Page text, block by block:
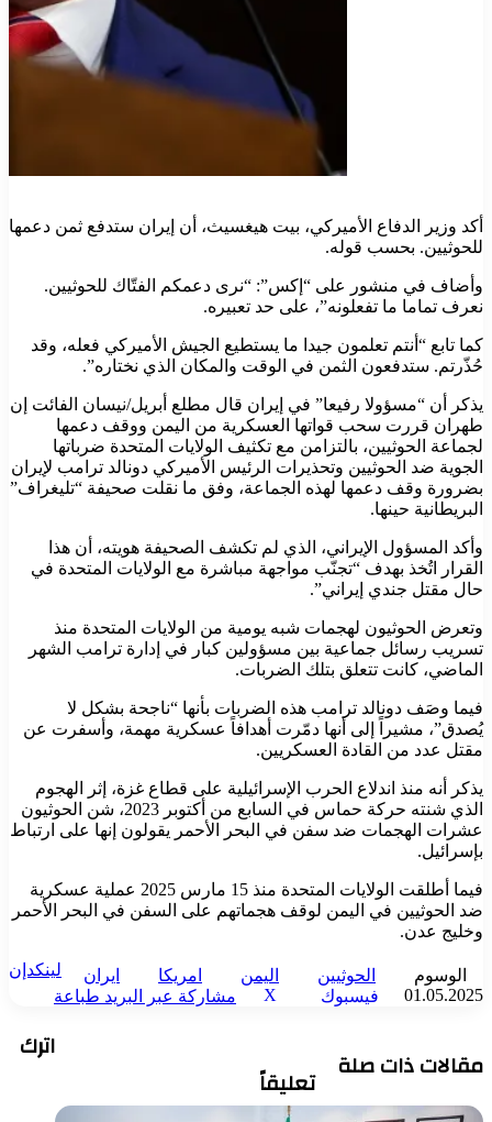
أكد وزير الدفاع الأميركي، بيت هيغسيث، أن إيران ستدفع ثمن دعمها
للحوثيين. بحسب قوله.
وأضاف في منشور على “إكس”: “نرى دعمكم الفتّاك للحوثيين.
نعرف تماما ما تفعلونه”، على حد تعبيره.
كما تابع “أنتم تعلمون جيدا ما يستطيع الجيش الأميركي فعله، وقد
حُذّرتم. ستدفعون الثمن في الوقت والمكان الذي نختاره”.
يذكر أن “مسؤولا رفيعا” في إيران قال مطلع أبريل/نيسان الفائت إن
طهران قررت سحب قواتها العسكرية من اليمن ووقف دعمها
لجماعة الحوثيين، بالتزامن مع تكثيف الولايات المتحدة ضرباتها
الجوية ضد الحوثيين وتحذيرات الرئيس الأميركي دونالد ترامب لإيران
بضرورة وقف دعمها لهذه الجماعة، وفق ما نقلت صحيفة “تليغراف”
البريطانية حينها.
وأكد المسؤول الإيراني، الذي لم تكشف الصحيفة هويته، أن هذا
القرار اتُخذ بهدف “تجنّب مواجهة مباشرة مع الولايات المتحدة في
حال مقتل جندي إيراني”.
وتعرض الحوثيون لهجمات شبه يومية من الولايات المتحدة منذ
تسريب رسائل جماعية بين مسؤولين كبار في إدارة ترامب الشهر
الماضي، كانت تتعلق بتلك الضربات.
فيما وصَف دونالد ترامب هذه الضربات بأنها “ناجحة بشكل لا
يُصدق”، مشيراً إلى أنها دمّرت أهدافاً عسكرية مهمة، وأسفرت عن
مقتل عدد من القادة العسكريين.
يذكر أنه منذ اندلاع الحرب الإسرائيلية على قطاع غزة، إثر الهجوم
الذي شنته حركة حماس في السابع من أكتوبر 2023، شن الحوثيون
عشرات الهجمات ضد سفن في البحر الأحمر يقولون إنها على ارتباط
بإسرائيل.
فيما أطلقت الولايات المتحدة منذ 15 مارس 2025 عملية عسكرية
ضد الحوثيين في اليمن لوقف هجماتهم على السفن في البحر الأحمر
وخليج عدن.
الوسوم الحوثيين اليمن امريكا
ايران
01.05.2025
فيسبوك ‫X
لينكدإن
مشاركة عبر البريد طباعة
مقالات ذات صلة
اترك
تعليقاً